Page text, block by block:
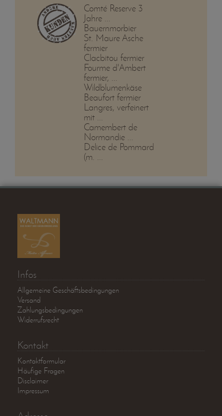
Comté Reserve 3
Jahre ...
Bauernmorbier
St. Maure Asche
fermier
Clacbitou fermier
Fourme d'Ambert
fermier, ...
Wildblumenkäse
Beaufort fermier
Langres, verfeinert
mit ...
Camembert de
Normandie ...
Delice de Pommard
(m. ...
Infos
Allgemeine Geschäftsbedingungen
Versand
Zahlungsbedingungen
Widerrufsrecht
Kontakt
Kontaktformular
Häufige Fragen
Disclaimer
Impressum